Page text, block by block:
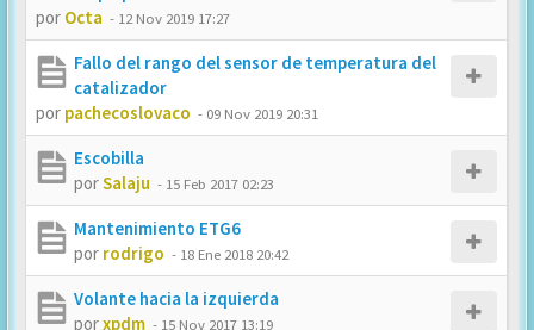
por Octa - 12 Nov 2019 17:27
Fallo del rango del sensor de temperatura del
catalizador
por pachecoslovaco - 09 Nov 2019 20:31
Escobilla
porSalaju - 15 Feb 2017 02:23
Mantenimiento ETG6
por rodrigo - 18 Ene 2018 20:42
Volante hacia la izquierda
porxpdm - 15 Nov 2017 13:19